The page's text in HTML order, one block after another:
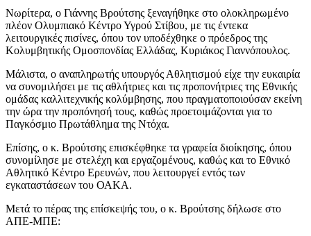
Νωρίτερα, ο Γιάννης Βρούτσης ξεναγήθηκε στο ολοκληρωμένο
πλέον Ολυμπιακό Κέντρο Υγρού Στίβου, με τις έντεκα
λειτουργικές πισίνες, όπου τον υποδέχθηκε ο πρόεδρος της
Κολυμβητικής Ομοσπονδίας Ελλάδας, Κυριάκος Γιαννόπουλος.
Μάλιστα, ο αναπληρωτής υπουργός Αθλητισμού είχε την ευκαιρία
να συνομιλήσει με τις αθλήτριες και τις προπονήτριες της Εθνικής
ομάδας καλλιτεχνικής κολύμβησης, που πραγματοποιούσαν εκείνη
την ώρα την προπόνησή τους, καθώς προετοιμάζονται για το
Παγκόσμιο Πρωτάθλημα της Ντόχα.
Επίσης, ο κ. Βρούτσης επισκέφθηκε τα γραφεία διοίκησης, όπου
συνομίλησε με στελέχη και εργαζομένους, καθώς και το Εθνικό
Αθλητικό Κέντρο Ερευνών, που λειτουργεί εντός των
εγκαταστάσεων του ΟΑΚΑ.
Μετά το πέρας της επίσκεψής του, ο κ. Βρούτσης δήλωσε στο
ΑΠΕ-ΜΠΕ: